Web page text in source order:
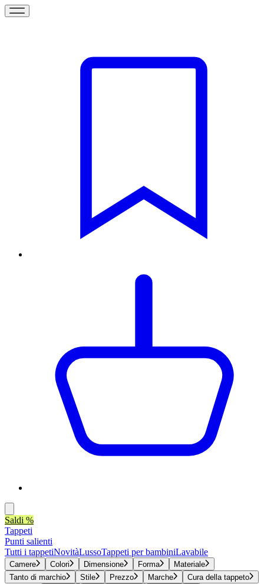
Saldi %
Tappeti
Punti salienti
Tutti i tappetiNovitàLussoTappeti per bambiniLavabile
Camere Colori Dimensione Forma
Materiale
Tanto di marchio
Stile Prezzo Marche Cura della tappeto